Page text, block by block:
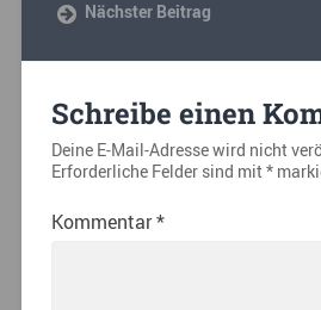
Nächster Beitrag
Schreibe einen
Deine E-Mail-Adresse wird nicht
Erforderliche Felder sind mit*
Kommentar*